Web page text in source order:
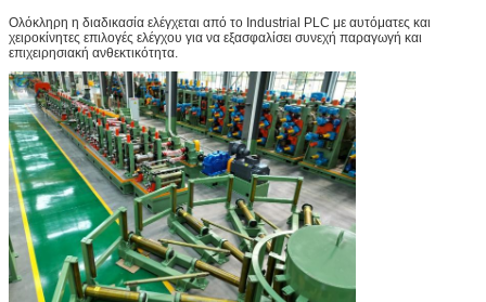
Ολόκληρη η διαδικασία ελέγχεται από το Industrial PLC με αυτόματες και
χειροκίνητες επιλογές ελέγχου για να εξασφαλίσει συνεχή παραγωγή και
επιχειρησιακή ανθεκτικότητα.